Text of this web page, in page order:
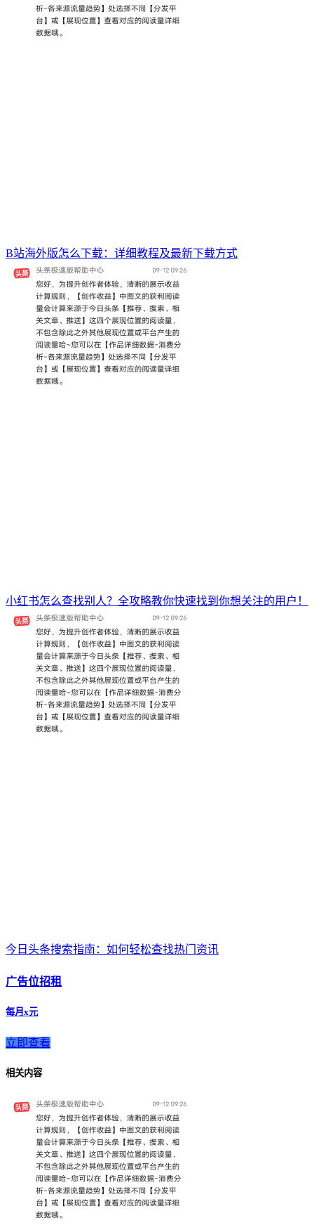
B站海外版怎么下载：详细教程及最新下载方式
小红书怎么查找别人？全攻略教你快速找到你想关注的用户！
今日头条搜索指南：如何轻松查找热门资讯
广告位招租
每月x元
立即查看
相关内容